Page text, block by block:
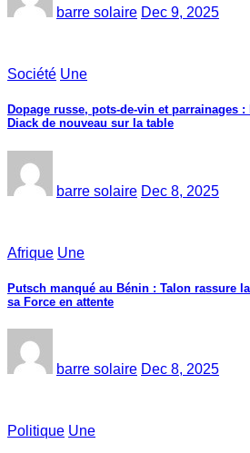
barre solaire Dec 9, 2025
Société Une
Dopage russe, pots-de-vin et parrainages
Diack de nouveau sur la table
barre solaire Dec 8, 2025
Afrique Une
Putsch manqué au Bénin : Talon rassure
sa Force en attente
barre solaire Dec 8, 2025
Politique Une